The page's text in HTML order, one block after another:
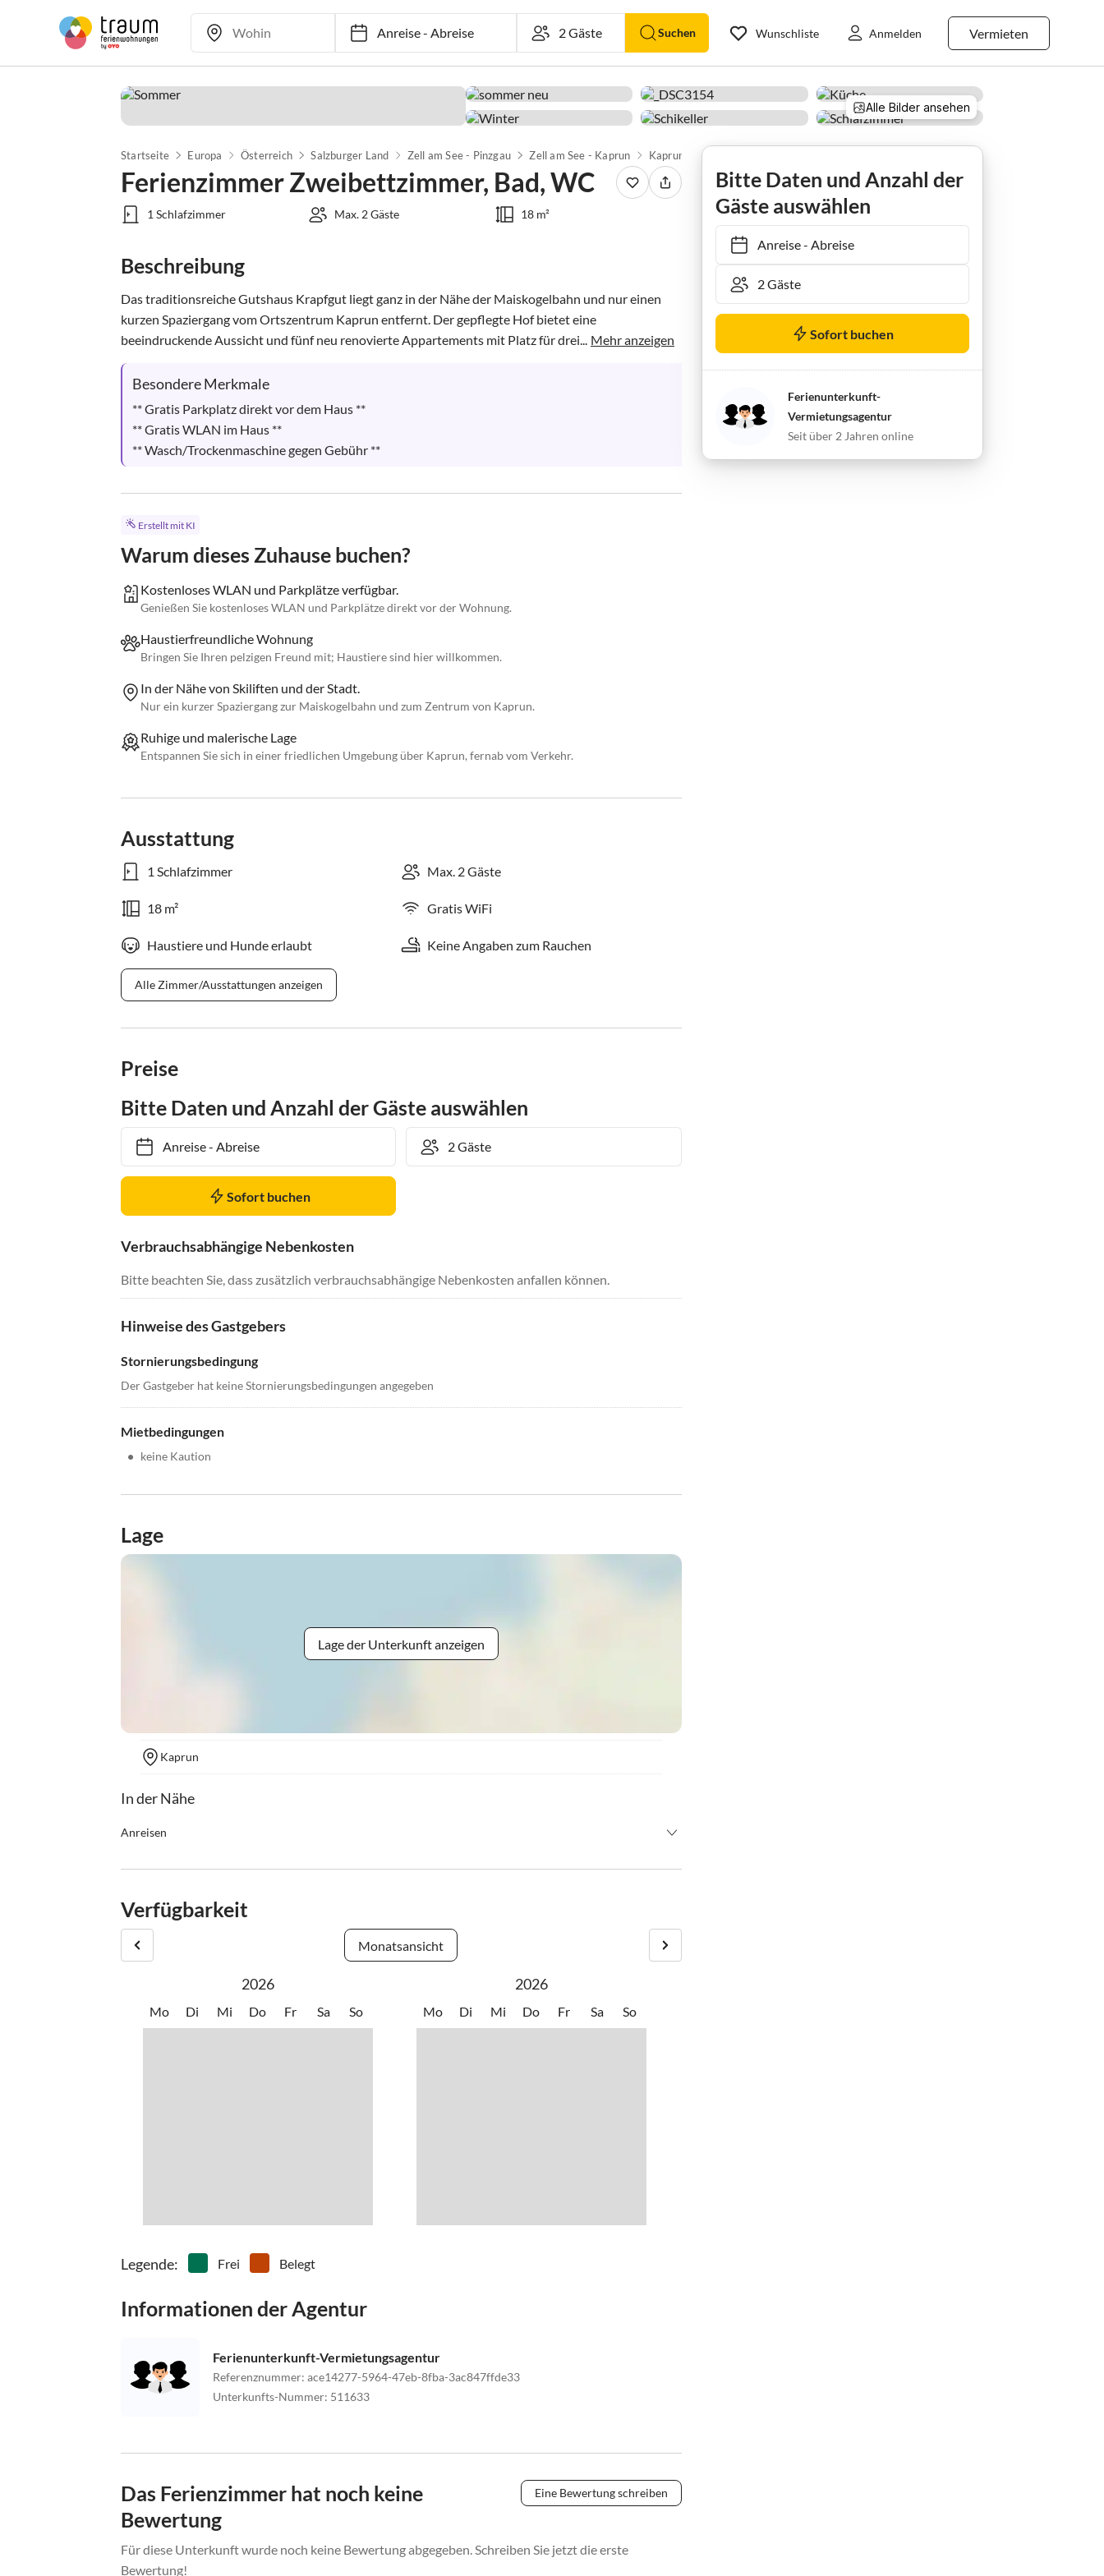
Anreise-Abreise Suchen Vermieten
Wunschliste Anmelden
Alle Bilder ansehen
Startseite Europa Österreich Salzburger Land Zell am See - Pinzgau Zell am See - Kaprun Kaprun
Ferienzimmer Zweibettzimmer, Bad, WC
1 Schlafzimmer Max. 2 Gäste 18 m²
Beschreibung
Das traditionsreiche Gutshaus Krapfgut liegt ganz in der Nähe der Maiskogelbahn und nur einen
kurzen Spaziergang vom Ortszentrum Kaprun entfernt. Der gepflegte Hof bietet eine
beeindruckende Aussicht und fünf neu renovierte Appartements mit Platz für drei... Mehr anzeigen
Besondere Merkmale
** Gratis Parkplatz direkt vor dem Haus **
** Gratis WLAN im Haus **
** Wasch/Trockenmaschine gegen Gebühr **
Erstellt mit KI
Warum dieses Zuhause buchen?
Kostenloses WLAN und Parkplätze verfügbar.
Genießen Sie kostenloses WLAN und Parkplätze direkt vor der Wohnung.
Haustierfreundliche Wohnung
Bringen Sie Ihren pelzigen Freund mit; Haustiere sind hier willkommen.
In der Nähe von Skiliften und der Stadt.
Nur ein kurzer Spaziergang zur Maiskogelbahn und zum Zentrum von Kaprun.
Ruhige und malerische Lage
Entspannen Sie sich in einer friedlichen Umgebung über Kaprun, fernab vom Verkehr.
Ausstattung
1 Schlafzimmer Max. 2 Gäste
18 m² Gratis WiFi
Haustiere und Hunde erlaubt Keine Angaben zum Rauchen
Alle Zimmer/Ausstattungen anzeigen
Preise
Bitte Daten und Anzahl der Gäste auswählen
Anreise- Abreise
Sofort buchen
Verbrauchsabhängige Nebenkosten
Bitte beachten Sie, dass zusätzlich verbrauchsabhängige Nebenkosten anfallen können.
Hinweise des Gastgebers
Stornierungsbedingung
Der Gastgeber hat keine Stornierungsbedingungen angegeben
Mietbedingungen
• keine Kaution
Lage
Lage der Unterkunft anzeigen
Kaprun
In der Nähe
Anreisen
Check-Out : 10.00 Uhr
Verfügbarkeit
Monatsansicht
2026
Mo Di Mi Do Fr Sa So
2026
Mo Di Mi Do Fr Sa So
Legende: Frei Belegt
Informationen der Agentur
Ferienunterkunft-Vermietungsagentur
Referenznummer: ace14277-5964-47eb-8fba-3ac847ffde33
Unterkunfts-Nummer: 511633
Das Ferienzimmer hat noch keine
Bewertung
Eine Bewertung schreiben
Für diese Unterkunft wurde noch keine Bewertung abgegeben. Schreiben Sie jetzt die erste
Bewertung!
Bitte Daten und Anzahl der
Gäste auswählen
Anreise- Abreise
Sofort buchen
Ferienunterkunft-
Vermietungsagentur
Seit über 2 Jahren online